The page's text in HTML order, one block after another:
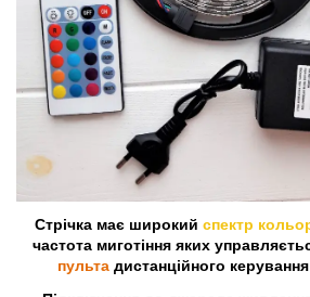
Стрічка має широкий спектр
частота миготіння яких
пульта дистанційного